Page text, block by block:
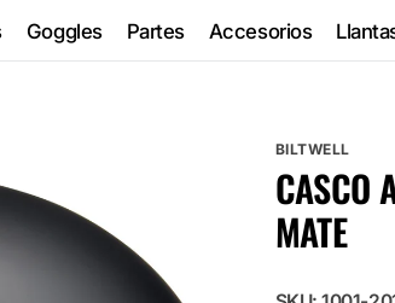
Goggles Partes Accesorios
BILTWELL
CASCO
MATE